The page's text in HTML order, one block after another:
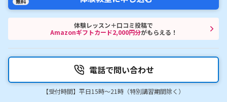
体験レッスン＋口コミ投稿で
Amazonギフトカード2,000円分がもらえる！
電話で問い合わせ
【受付時間】平日15時〜21時（特別講習期間除く）